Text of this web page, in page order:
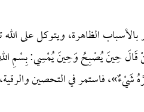
الظاهرة، ويتوكل على الله
حِينَ يُصْبِحُ وَحِينَ يُمْسِي: بِسْمِ
فاستمر في التحصين